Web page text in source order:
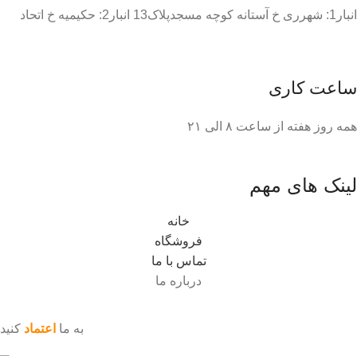
انبار1: شهرری خ آستانه کوچه مسجدپلاک13 انبار2: حکیمیه خ اتحاد
ساعت کاری
همه روز هفته از ساعت ٨ الی ۲۱
لینک های مهم
خانه
فروشگاه
تماس با ما
درباره ما
به ما اعتماد کنید